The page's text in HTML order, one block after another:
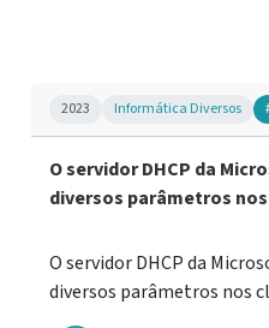
2023 Informática Diversos
O servidor DHCP da
diversos parâmetros
O servidor DHCP da
diversos parâmetros nos